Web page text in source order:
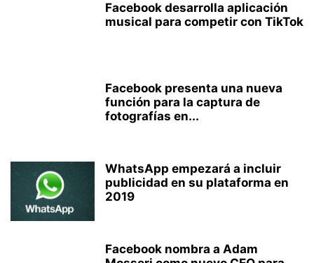
Facebook desarrolla aplicación
musical para competir con TikTok
Facebook presenta una nueva
función para la captura de
fotografías en...
WhatsApp empezará a incluir
publicidad en su plataforma en
2019
Facebook nombra a Adam